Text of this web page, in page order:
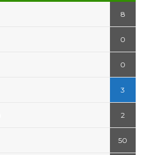
8
0
0
3
2
50